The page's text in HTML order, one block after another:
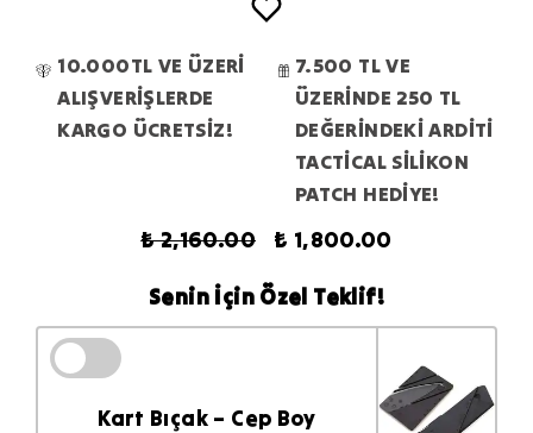
10.000TL VE ÜZERİ
ALIŞVERİŞLERDE
KARGO ÜCRETSİZ!
7.500 TL VE
ÜZERİNDE 250 TL
DEĞERİNDEKİ ARDİTİ
TACTİCAL SİLİKON
PATCH HEDİYE!
₺ 2,160.00 ₺ 1,800.00
Senin İçin Özel Teklif!
Kart Bıçak – Cep Boy